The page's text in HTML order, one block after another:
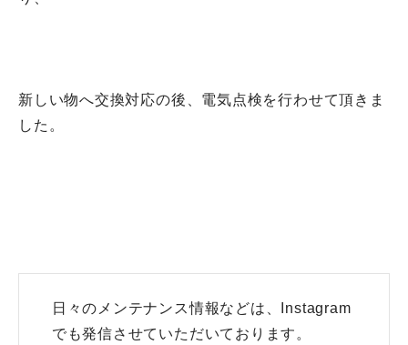
新しい物へ交換対応の後、電気点検を行わせて頂きま
した。
日々のメンテナンス情報などは、Instagram
でも発信させていただいております。